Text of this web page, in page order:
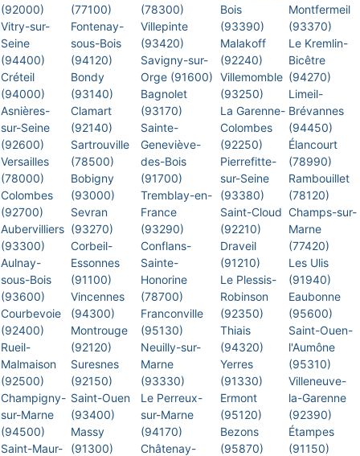
(92000)
Vitry-sur-
Seine
(94400)
Créteil
(94000)
Asnières-
sur-Seine
(92600)
Versailles
(78000)
Colombes
(92700)
Aubervilliers
(93300)
Aulnay-
sous-Bois
(93600)
Courbevoie
(92400)
Rueil-
Malmaison
(92500)
Champigny-
sur-Marne
(94500)
Saint-Maur-
(77100)
Fontenay-
sous-Bois
(94120)
Bondy
(93140)
Clamart
(92140)
Sartrouville
(78500)
Bobigny
(93000)
Sevran
(93270)
Corbeil-
Essonnes
(91100)
Vincennes
(94300)
Montrouge
(92120)
Suresnes
(92150)
Saint-Ouen
(93400)
Massy
(91300)
(78300)
Villepinte
(93420)
Savigny-sur-
Orge (91600)
Bagnolet
(93170)
Sainte-
Geneviève-
des-Bois
(91700)
Tremblay-en-
France
(93290)
Conflans-
Sainte-
Honorine
(78700)
Franconville
(95130)
Neuilly-sur-
Marne
(93330)
Le Perreux-
sur-Marne
(94170)
Châtenay-
Bois
(93390)
Malakoff
(92240)
Villemomble
(93250)
La Garenne-
Colombes
(92250)
Pierrefitte-
sur-Seine
(93380)
Saint-Cloud
(92210)
Draveil
(91210)
Le Plessis-
Robinson
(92350)
Thiais
(94320)
Yerres
(91330)
Ermont
(95120)
Bezons
(95870)
Montfermeil
(93370)
Le Kremlin-
Bicêtre
(94270)
Limeil-
Brévannes
(94450)
Élancourt
(78990)
Rambouillet
(78120)
Champs-sur-
Marne
(77420)
Les Ulis
(91940)
Eaubonne
(95600)
Saint-Ouen-
l'Aumône
(95310)
Villeneuve-
la-Garenne
(92390)
Étampes
(91150)